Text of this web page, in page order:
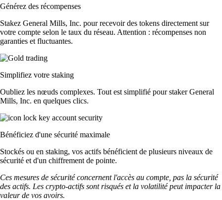
Générez des récompenses
Stakez General Mills, Inc. pour recevoir des tokens directement sur
votre compte selon le taux du réseau. Attention : récompenses non
garanties et fluctuantes.
Simplifiez votre staking
Oubliez les nœuds complexes. Tout est simplifié pour staker General
Mills, Inc. en quelques clics.
Bénéficiez d'une sécurité maximale
Stockés ou en staking, vos actifs bénéficient de plusieurs niveaux de
sécurité et d'un chiffrement de pointe.
Ces mesures de sécurité concernent l'accès au compte, pas la sécurité
des actifs. Les crypto-actifs sont risqués et la volatilité peut impacter la
valeur de vos avoirs.